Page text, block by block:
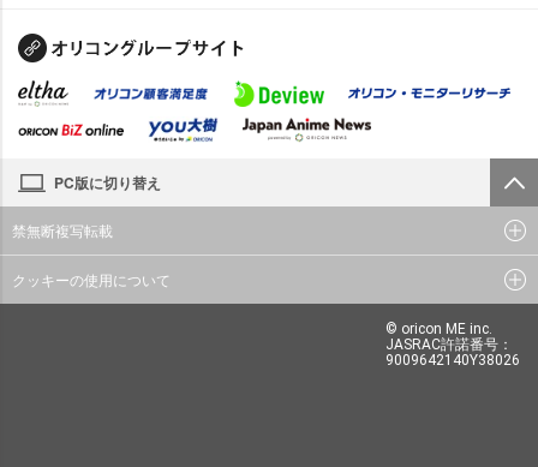
PC版に切り替え
禁無断複写転載
クッキーの使用について
© oricon ME inc.
JASRAC許諾番号：
9009642140Y38026